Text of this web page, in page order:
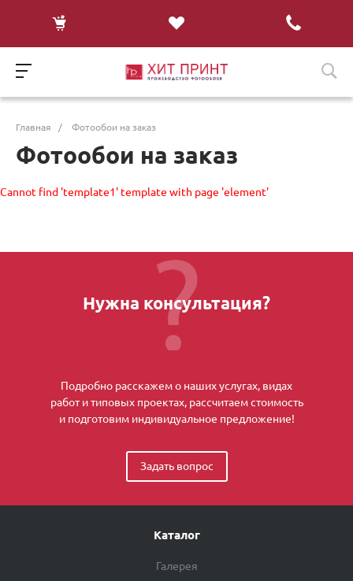
Главная / Фотообои на заказ
Фотообои на заказ
Cannot find 'template1' template with page 'element'
Нужна консультация?
Подробно расскажем о наших услугах, видах
работ и типовых проектах, рассчитаем стоимость
и подготовим индивидуальное предложение!
Задать вопрос
Каталог
Галерея